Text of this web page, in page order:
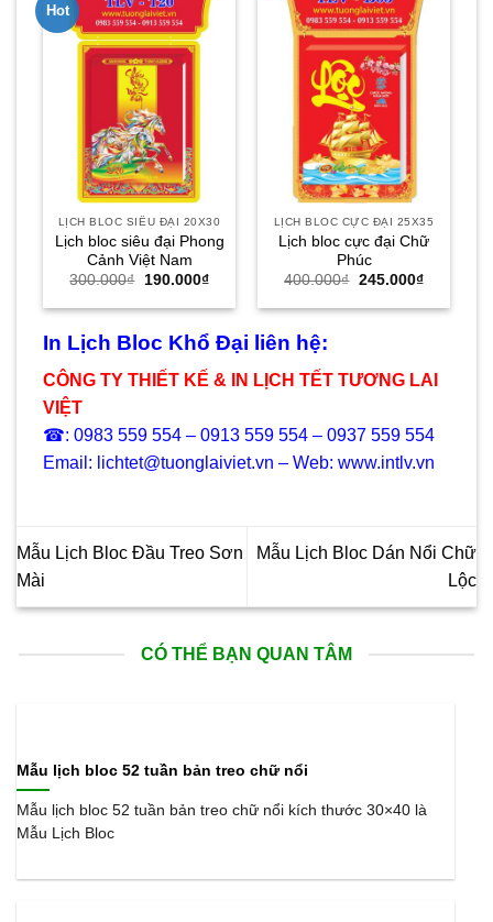
Hot
LỊCH BLOC SIÊU ĐẠI 20X30
Lịch bloc siêu đại Phong
Cảnh Việt Nam
300.000₫
Giá
là:
190.000₫Giá
tại
190.000₫.
LỊCH BLOC CỰC ĐẠI 25X35
Lịch bloc cực đại Chữ
Phúc
400.000₫ Giá
là:
245.000₫Giá
tại
In Lịch Bloc Khổ Đại liên hệ:
CÔNG TY THIẾT KẾ & IN LỊCH TẾT TƯƠNG LAI
VIỆT
☎: 0983 559 554 – 0913 559 554 – 0937 559 554
Email: lichtet@tuonglaiviet.vn – Web: www.intlv.vn
Mẫu Lịch Bloc Đầu Treo Sơn
Mài
Mẫu Lịch Bloc Dán Nổi Chữ
Lộc
CÓ THỂ BẠN QUAN TÂM
Mẫu lịch bloc 52 tuần bản treo chữ nổi
Mẫu lịch bloc 52 tuần bản treo chữ nổi kích thước 30×40 là
Mẫu Lịch Bloc